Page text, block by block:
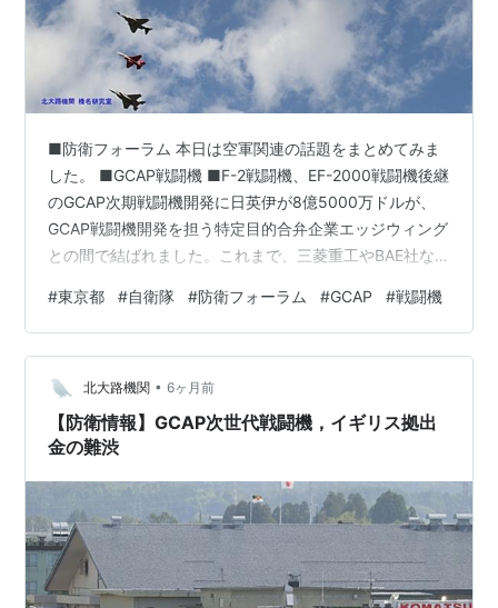
■防衛フォーラム 本日は空軍関連の話題をまとめてみま
した。 ■GCAP戦闘機 ■F-2戦闘機、EF-2000戦闘機後継
のGCAP次期戦闘機開発に日英伊が8億5000万ドルが、
GCAP戦闘機開発を担う特定目的合弁企業エッジウィング
との間で結ばれました。これまで、三菱重工やBAE社な
分設計や製造分担作業などのめんで大きく共同開発の形
で前進した事を示しています。 国際共同開発の難しさ
は、技術を持たない国の参加により、作業分担が最も経
済的な恩恵を受ける製造分野ほど提供する技術を持たな
い国が参加する事例が多く、また膨大な税金を投じる第
六世代戦闘機開発には…
#東京都 #自衛隊 #防衛フォーラム #GCAP #戦闘機
北大路機関 • 6ヶ月前
【防衛情報】GCAP次世代戦闘機，イギリス拠出
金の難渋